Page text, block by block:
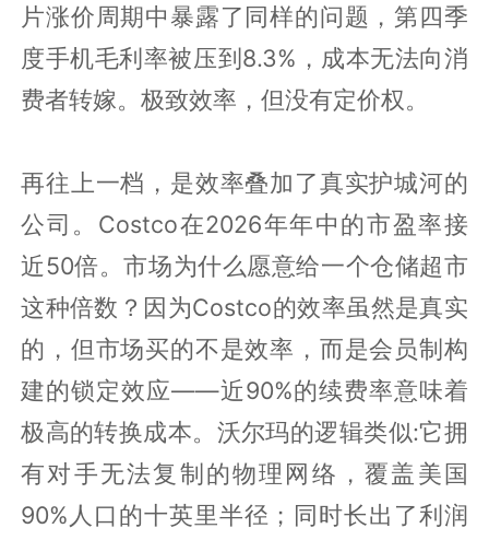
片涨价周期中暴露了同样的问题，第四季
度手机毛利率被压到8.3%，成本无法向消
费者转嫁。极致效率，但没有定价权。
再往上一档，是效率叠加了真实护城河的
公司。Costco在2026年年中的市盈率接
近50倍。市场为什么愿意给一个仓储超市
这种倍数？因为Costco的效率虽然是真实
的，但市场买的不是效率，而是会员制构
建的锁定效应——近90%的续费率意味着
极高的转换成本。沃尔玛的逻辑类似:它拥
有对手无法复制的物理网络，覆盖美国
90%人口的十英里半径；同时长出了利润